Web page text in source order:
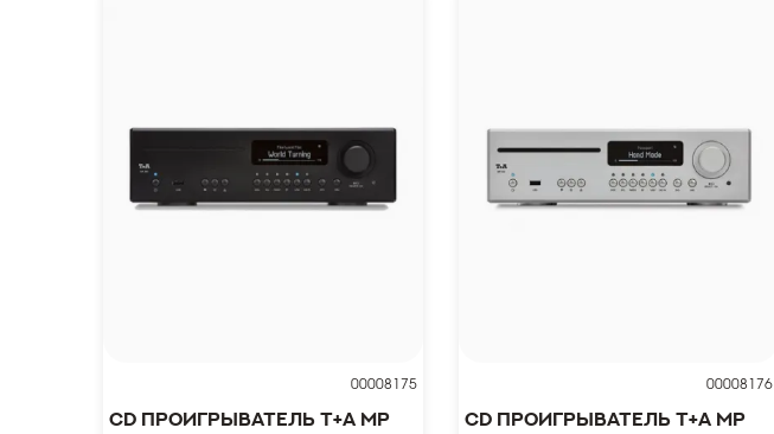
00008175
CD проигрыватель T+A MP
00008176
CD проигрыватель T+A MP